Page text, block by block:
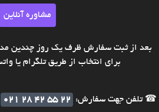
مشاوره آنلاین
بعد از ثبت سفارش ظرف یک روز چندین
برای انتخاب از طریق تلگرام یا
☎ تلفن جهت سفارش: 021 28 42 55 22